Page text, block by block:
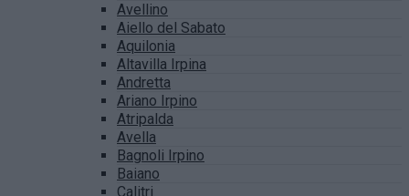
Avellino
Aiello del Sabato
Aquilonia
Altavilla Irpina
Andretta
Ariano Irpino
Atripalda
Avella
Bagnoli Irpino
Baiano
Calitri